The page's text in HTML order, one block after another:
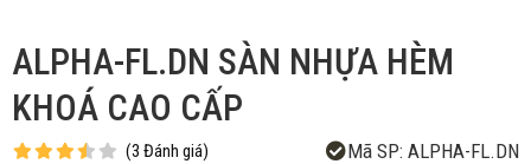
ALPHA-FL.DN SÀN NHỰA HÈM
KHOÁ CAO CẤP
(3 Đánh giá) Mã SP: ALPHA-FL.DN